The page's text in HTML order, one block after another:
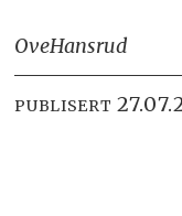
OveHansrud
PUBLISERT